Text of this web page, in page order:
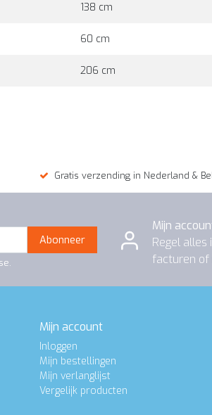
138 cm
60 cm
206 cm
die op zoek zijn naar
Gratis verzending in Nederland &
Abonneer
Mijn
Regel alles
facturen of
Mijn account
Inloggen
Mijn bestellingen
Mijn verlanglijst
Vergelijk producten